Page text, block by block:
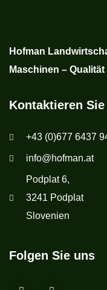
Hofman
Maschinen –
Kontaktieren
+43 (0)677 6437
info@hofman.at
Podplat 6,
3241 Podplat
Slovenien
Folgen Sie uns